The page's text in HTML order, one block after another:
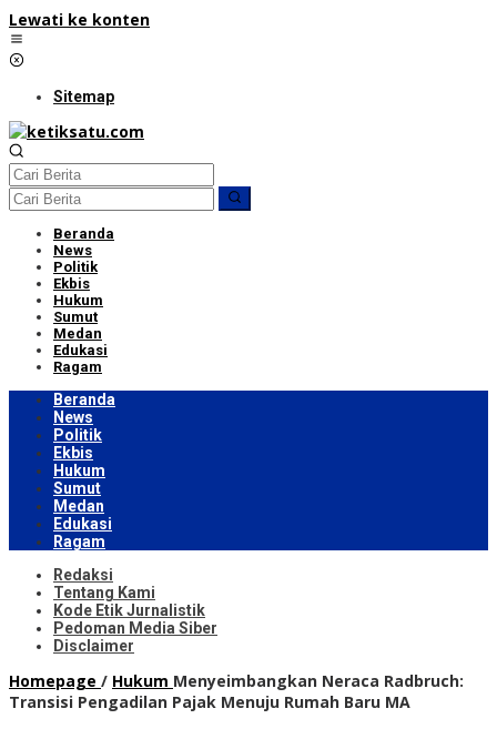
Lewati ke konten
Sitemap
Beranda
News
Politik
Ekbis
Hukum
Sumut
Medan
Edukasi
Ragam
Beranda
News
Politik
Ekbis
Hukum
Sumut
Medan
Edukasi
Ragam
Redaksi
Tentang Kami
Kode Etik Jurnalistik
Pedoman Media Siber
Disclaimer
Homepage / Hukum Menyeimbangkan Neraca Radbruch:
Transisi Pengadilan Pajak Menuju Rumah Baru MA